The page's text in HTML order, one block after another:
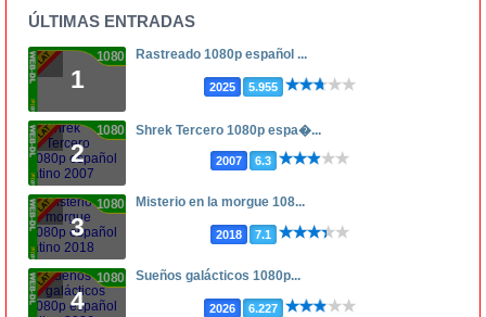
ÚLTIMAS ENTRADAS
1
1080p Rastreado 1080p español ...
2025 5.955
2
1080p Shrek Tercero 1080p espa�...
2007 6.3
3
1080p Misterio en la morgue 108...
2018 7.1
4
1080p Sueños galácticos 1080p...
2026 6.227